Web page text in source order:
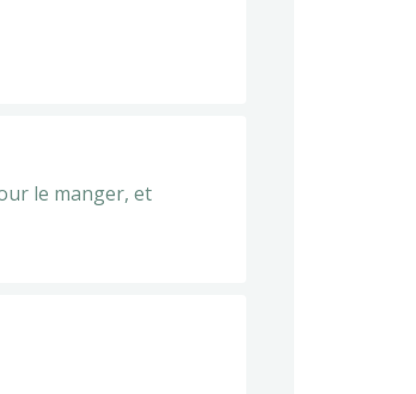
le manger, et